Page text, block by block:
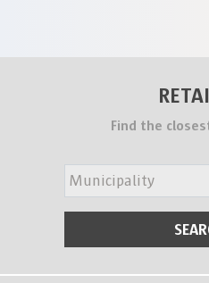
Find the